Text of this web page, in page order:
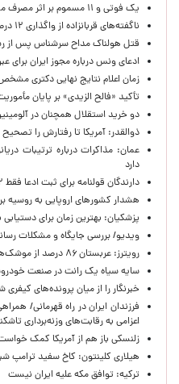
یک فوتی و ۱۱ مسموم بر اثر مصرف مشروبات الکلی در نیشابور
ناگفته‌های قربانزاده از واگذاری ۱۲ درصد هلدینگ خلیج فارس
قتل هولناک مداح سرشناس پس از
ادعای ونس درباره مجوز ایران برای
زمان اعلام نتایج نهایی دکتری
تأکید «فالح الزیدی» بر پایان
دو خرید استقلال همچنان در
ذوالقدر: آمریکا تا رفتارش را
عمان: مذاکرات درباره ترتیبات
دارد
دارندگان قولنامه برای ثبت ادعا فقط ۲ سال فرصت دارند
هشدار کشورهای اروپایی به روسیه
پزشکیان‌: بهترین زمان برای
ویدیو/ بررسی جایگاه و مشکلات
رویترز: عربستان ۸۶ درصد از موشک‌های پاتریوت خود را استفاده کرده است
سایه سیاه یک رانت در صنعت
خبرنگار را از میان پرونده‌های کیفری
​فرزندان ایران در راه قهرمانی/
اعزامی به رقابت‌های وزنه‌برداری
زلنسکی باز هم از آمریکا کمک
هیلاری کلینتون: کاخ سفید ترامپ
ترکیه: توافق مکه علیه ایران نیست